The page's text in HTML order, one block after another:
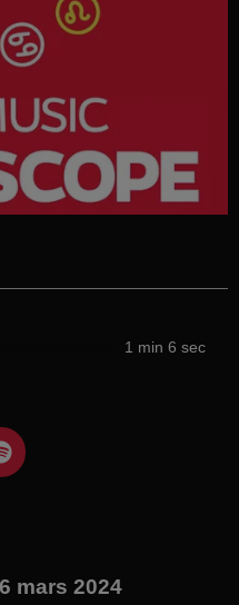
1 min 6 sec
mars 2024